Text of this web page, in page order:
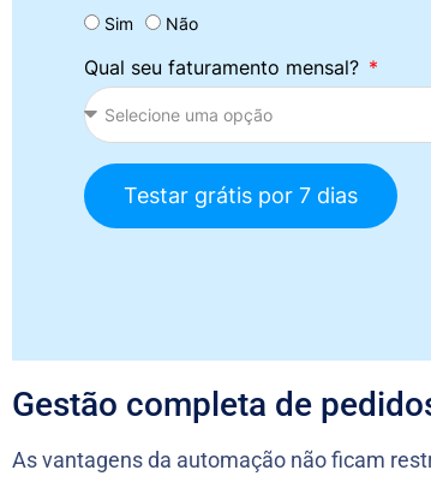
Sim Não
Qual seu faturamento mensal?
Testar grátis por 7 dias
Gestão completa de
As vantagens da automação não ficam